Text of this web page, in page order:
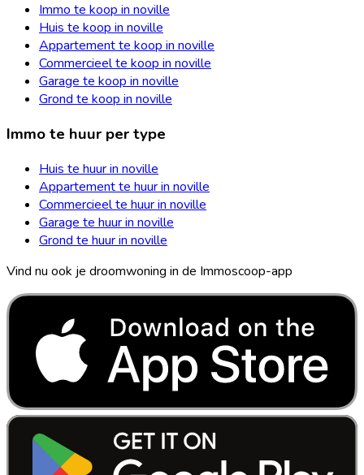
Immo te koop in noville
Huis te koop in noville
Appartement te koop in noville
Commercieel te koop in noville
Garage te koop in noville
Grond te koop in noville
Immo te huur per type
Huis te huur in noville
Appartement te huur in noville
Commercieel te huur in noville
Garage te huur in noville
Grond te huur in noville
Vind nu ook je droomwoning in de Immoscoop-app